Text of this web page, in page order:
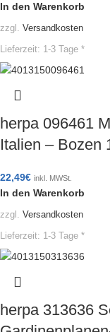
In den Warenkorb
zzgl. Versandkosten
Lieferzeit: 1-3 Tage *
herpa 096461
Italien – Bozen
22,49€ inkl. MWSt.
In den Warenkorb
zzgl. Versandkosten
Lieferzeit: 1-3 Tage *
herpa 313636